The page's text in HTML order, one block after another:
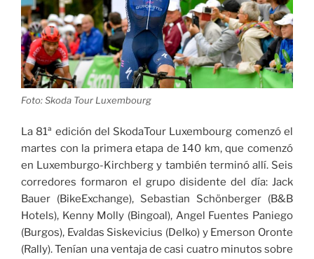
los
I
Juegos
Panamericanos
Junior
Foto: Skoda Tour Luxembourg
La 81ª edición del SkodaTour Luxembourg comenzó el
martes con la primera etapa de 140 km, que comenzó
en Luxemburgo-Kirchberg y también terminó allí. Seis
corredores formaron el grupo disidente del día: Jack
Bauer (BikeExchange), Sebastian Schönberger (B&B
Hotels), Kenny Molly (Bingoal), Angel Fuentes Paniego
(Burgos), Evaldas Siskevicius (Delko) y Emerson Oronte
(Rally). Tenían una ventaja de casi cuatro minutos sobre